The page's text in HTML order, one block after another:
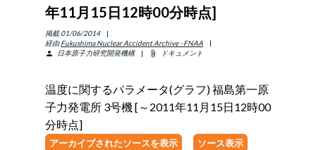
アバウト
ENGLISH 日本語
サインイン
年11月15日12時00分時点]
掲載 01/06/2014
経由 Fukushima Nuclear Accident Archive - FNAA
person
日本原子力研究開発機構 attach_file ドキュメント
温度に関するパラメータ(グラフ) 福島第一原
子力発電所 3号機 [～2011年11月15日12時00
分時点]
アーカイブされたソースを表示 ソース表示